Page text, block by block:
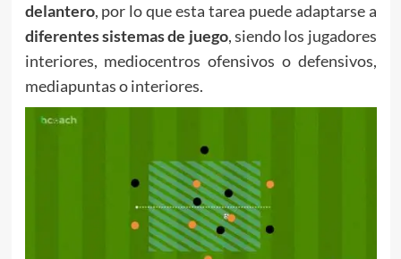
delantero, por lo que esta tarea puede adaptarse a
diferentes sistemas de juego, siendo los jugadores
interiores, mediocentros ofensivos o defensivos,
mediapuntas o interiores.